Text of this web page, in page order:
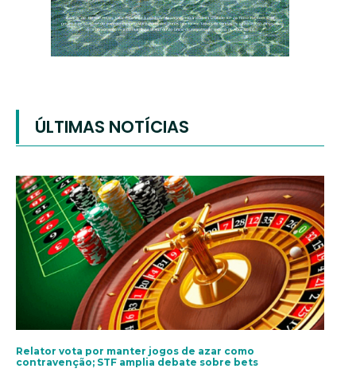
ÚLTIMAS NOTÍCIAS
Relator vota por manter jogos de azar como
contravenção; STF amplia debate sobre bets